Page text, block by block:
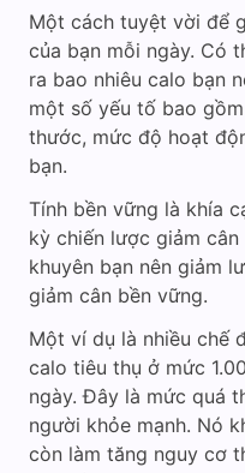
Một cách tuyệt vời để
của bạn mỗi ngày. Có
ra bao nhiêu calo bạn
một số yếu tố bao
thước, mức độ hoạt
bạn.
Tính bền vững là khía
kỳ chiến lược giảm cân
khuyên bạn nên giảm
giảm cân bền vững.
Một ví dụ là nhiều chế
calo tiêu thụ ở mức
ngày. Đây là mức quá
người khỏe mạnh. Nó
còn làm tăng nguy cơ